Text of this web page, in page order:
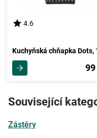
4.6
99
Související
Zástěry